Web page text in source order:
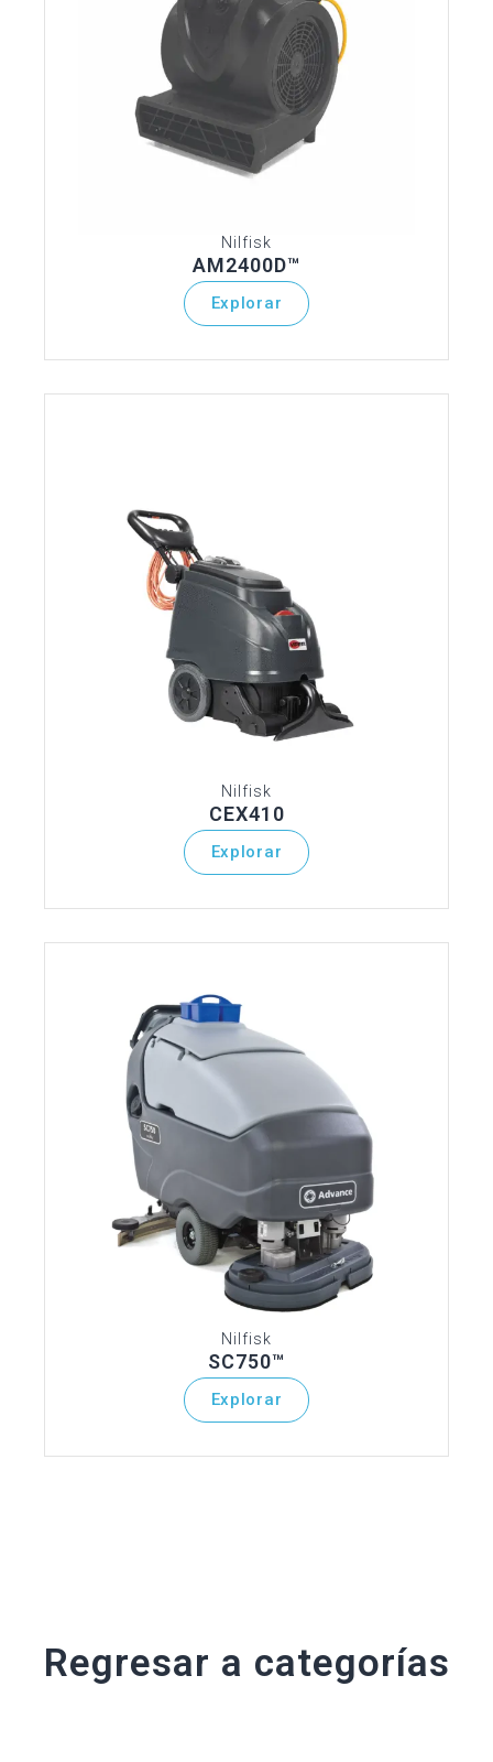
Nilfisk
AM2400D™
Explorar
Nilfisk
CEX410
Explorar
Nilfisk
SC750™
Explorar
Regresar a categorías